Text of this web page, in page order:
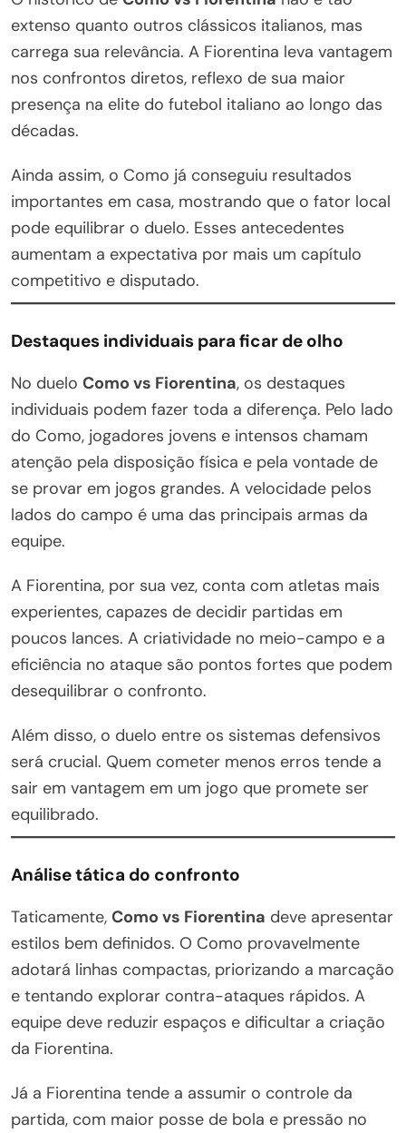
extenso quanto outros clássicos italianos, mas
carrega sua relevância. A Fiorentina leva vantagem
nos confrontos diretos, reflexo de sua maior
presença na elite do futebol italiano ao longo das
décadas.
Ainda assim, o Como já conseguiu resultados
importantes em casa, mostrando que o fator local
pode equilibrar o duelo. Esses antecedentes
aumentam a expectativa por mais um capítulo
competitivo e disputado.
Destaques individuais para ficar de olho
No duelo Como vs Fiorentina, os destaques
individuais podem fazer toda a diferença. Pelo lado
do Como, jogadores jovens e intensos chamam
atenção pela disposição física e pela vontade de
se provar em jogos grandes. A velocidade pelos
lados do campo é uma das principais armas da
equipe.
A Fiorentina, por sua vez, conta com atletas mais
experientes, capazes de decidir partidas em
poucos lances. A criatividade no meio-campo e a
eficiência no ataque são pontos fortes que podem
desequilibrar o confronto.
Além disso, o duelo entre os sistemas defensivos
será crucial. Quem cometer menos erros tende a
sair em vantagem em um jogo que promete ser
equilibrado.
Análise tática do confronto
Taticamente, Como vs Fiorentina deve apresentar
estilos bem definidos. O Como provavelmente
adotará linhas compactas, priorizando a marcação
e tentando explorar contra-ataques rápidos. A
equipe deve reduzir espaços e dificultar a criação
da Fiorentina.
Já a Fiorentina tende a assumir o controle da
partida, com maior posse de bola e pressão no